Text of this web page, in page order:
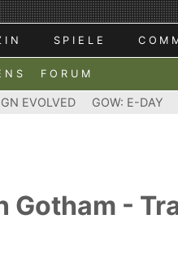
SPIELE
FORUM
EVOLVED GOW: E-DAY
Gotham -